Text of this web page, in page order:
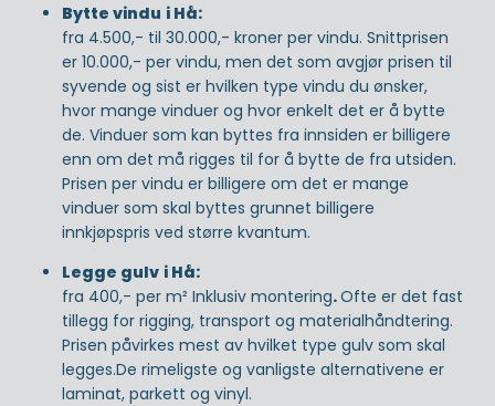
Bytte vindu i Hå:
fra 4.500,- til 30.000,- kroner per vindu. Snittprisen
er 10.000,- per vindu, men det som avgjør prisen til
syvende og sist er hvilken type vindu du ønsker,
hvor mange vinduer og hvor enkelt det er å bytte
de. Vinduer som kan byttes fra innsiden er billigere
enn om det må rigges til for å bytte de fra utsiden.
Prisen per vindu er billigere om det er mange
vinduer som skal byttes grunnet billigere
innkjøpspris ved større kvantum.
Legge gulv i Hå:
fra 400,- per m² Inklusiv montering.Ofte er det fast
tillegg for rigging, transport og materialhåndtering.
Prisen påvirkes mest av hvilket type gulv som skal
legges.De rimeligste og vanligste alternativene er
laminat, parkett og vinyl.